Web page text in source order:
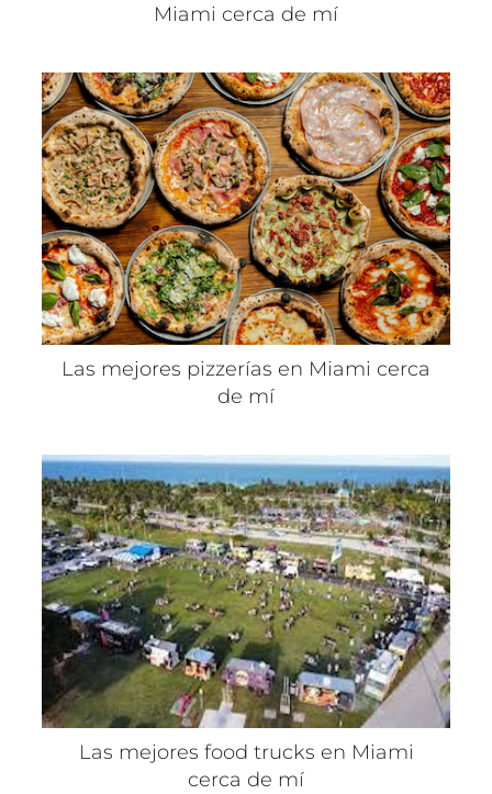
Miami cerca de mí
Las mejores pizzerías en Miami cerca
de mí
Las mejores food trucks en Miami
cerca de mí